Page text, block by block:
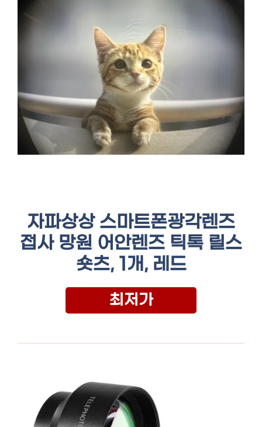
자파상상 스마트폰광각렌즈
접사 망원 어안렌즈 틱톡 릴스
숏츠, 1개, 레드
최저가